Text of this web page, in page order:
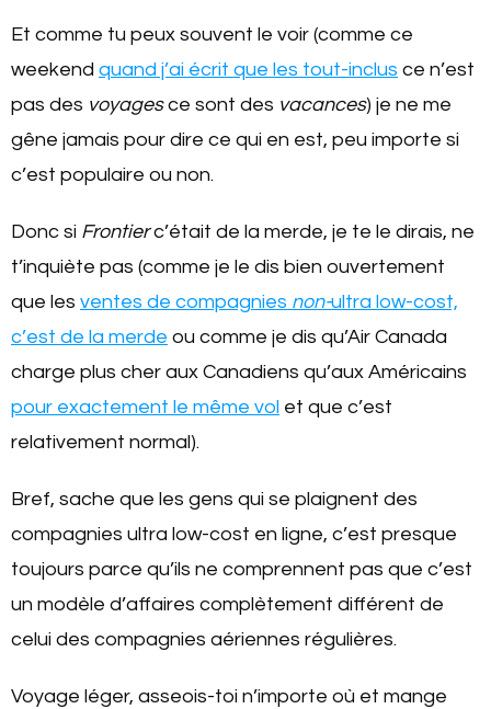
Et comme tu peux souvent le voir (comme ce
weekend quand j’ai écrit que les tout-inclus ce n’est
pas des voyagesce sont des vacances) je ne me
gêne jamais pour dire ce qui en est, peu importe si
c’est populaire ou non.
Donc si Frontierc’était de la merde, je te le dirais, ne
t’inquiète pas (comme je le dis bien ouvertement
que les ventes de compagnies non-ultra low-cost,
c’est de la merde ou comme je dis qu’Air Canada
charge plus cher aux Canadiens qu’aux Américains
pour exactement le même vol et que c’est
relativement normal).
Bref, sache que les gens qui se plaignent des
compagnies ultra low-cost en ligne, c’est presque
toujours parce qu’ils ne comprennent pas que c’est
un modèle d’affaires complètement différent de
celui des compagnies aériennes régulières.
Voyage léger, asseois-toi n’importe où et mange